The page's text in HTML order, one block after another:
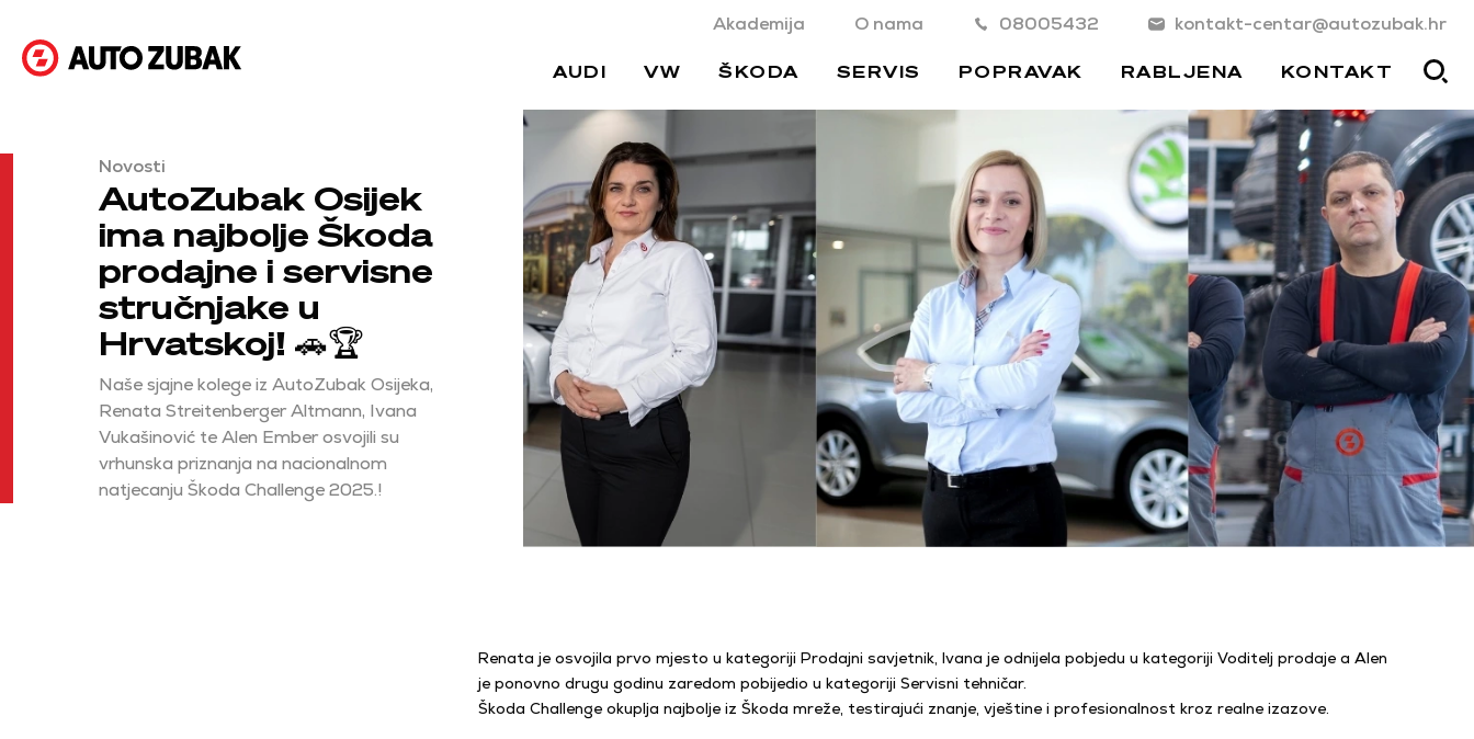
Akademija O nama 08005432 kontakt-centar@autozubak.hr
AUDI VW ŠKODA SERVIS POPRAVAK RABLJENA KONTAKT
Novosti
AutoZubak Osijek
ima najbolje Škoda
prodajne i servisne
stručnjake u
Hrvatskoj! 🚗🏆
Naše sjajne kolege iz AutoZubak Osijeka,
Renata Streitenberger Altmann, Ivana
Vukašinović te Alen Ember osvojili su
vrhunska priznanja na nacionalnom
natjecanju Škoda Challenge 2025.!
Renata je osvojila prvo mjesto u kategoriji Prodajni savjetnik, Ivana je odnijela pobjedu u kategoriji Voditelj prodaje a Alen
je ponovno drugu godinu zaredom pobijedio u kategoriji Servisni tehničar.
Škoda Challenge okuplja najbolje iz Škoda mreže, testirajući znanje, vještine i profesionalnost kroz realne izazove.